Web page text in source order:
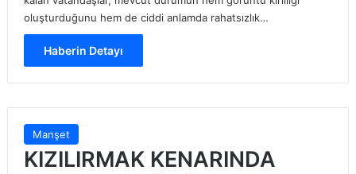
oluşturduğunu hem de ciddi anlamda rahatsızlık…
Haberin Detayı
Manşet
KIZILIRMAK KENARINDA